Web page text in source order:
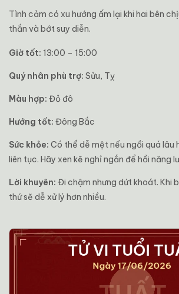
Tình cảm có xu hướng ấm lại khi hai bên
thắn và bớt suy diễn.
Giờ tốt: 13:00 – 15:00
Quý nhân phù trợ: Sửu, Tỵ
Màu hợp: Đỏ đô
Hướng tốt: Đông Bắc
Sức khỏe: Có thể dễ mệt nếu ngồi quá lâu
liên tục. Hãy xen kẽ nghỉ ngắn để hồi năng
Lời khuyên: Đi chậm nhưng dứt khoát. Khi
thứ sẽ dễ xử lý hơn nhiều.